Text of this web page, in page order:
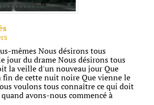
mêmes Nous désirons tous
jour du drame Nous désirons tous
la veille d'un nouveau jour Que
de cette nuit noire Que vienne le
voulons tous connaître ce qui doit
avons-nous commencé à